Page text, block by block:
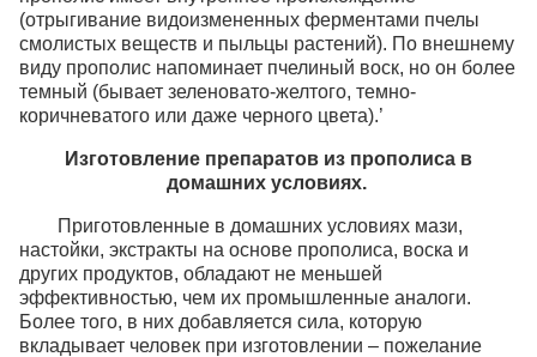
(отрыгивание видоизмененных ферментами пчелы
смолистых веществ и пыльцы растений). По внешнему
виду прополис напоминает пчелиный воск, но он более
темный (бывает зеленовато-желтого, темно-
коричневатого или даже черного цвета).’
Изготовление препаратов из прополиса в
домашних условиях.
Приготовленные в домашних условиях мази,
настойки, экстракты на основе прополиса, воска и
других продуктов, обладают не меньшей
эффективностью, чем их промышленные аналоги.
Более того, в них добавляется сила, которую
вкладывает человек при изготовлении – пожелание